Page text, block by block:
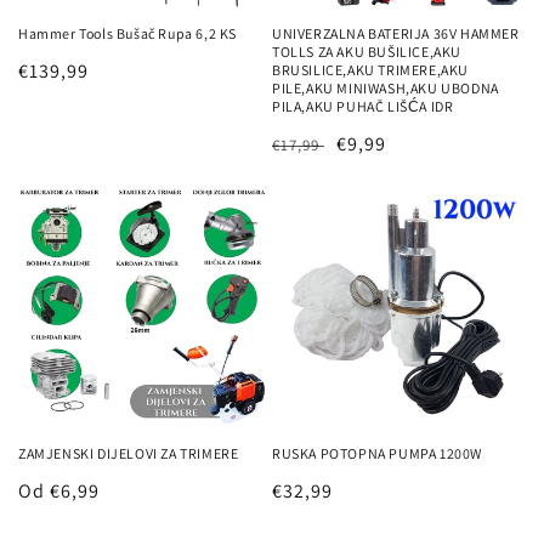
Hammer Tools Bušač Rupa 6,2 KS
Redovna
€139,99
UNIVERZALNA BATERIJA 36V HAMMER
TOLLS ZA AKU BUŠILICE,AKU
BRUSILICE,AKU TRIMERE,AKU
PILE,AKU MINIWASH,AKU UBODNA
PILA,AKU PUHAČ LIŠĆA IDR
Redovna
€17,99 Prodajna
€9,99
ZAMJENSKI DIJELOVI ZA TRIMERE
Redovna
Od €6,99
RUSKA POTOPNA PUMPA 1200W
Redovna
€32,99